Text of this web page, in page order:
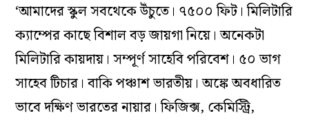
‘আমাদের স্কুল সবথেকে উঁচুতে। ৭৫০০ ফিট। মিলিটারি
ক্যাম্পের কাছে বিশাল বড় জায়গা নিয়ে। অনেকটা
মিলিটারি কায়দায়। সম্পূর্ণ সাহেবি পরিবেশ। ৫০ ভাগ
সাহেব টিচার। বাকি পঞ্চাশ ভারতীয়। অঙ্কে অবধারিত
ভাবে দক্ষিণ ভারতের নায়ার। ফিজিক্স, কেমিস্ট্রি,